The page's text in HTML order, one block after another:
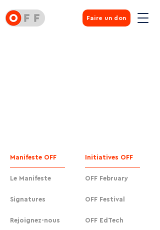
Faire un don
Manifeste OFF
Le Manifeste
Signatures
Rejoignez-nous
Initiatives OFF
OFF February
OFF Festival
OFF EdTech